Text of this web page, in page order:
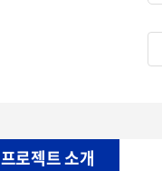
프로젝트 소개